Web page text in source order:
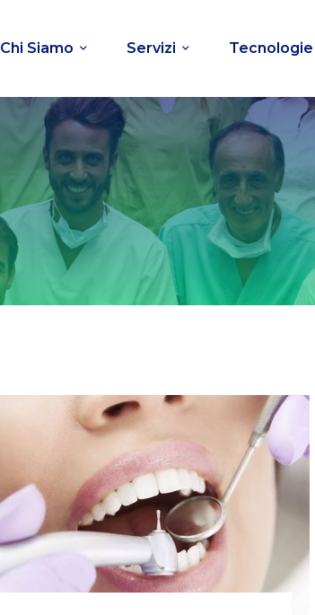
Chi Siamo Servizi Tecnologie